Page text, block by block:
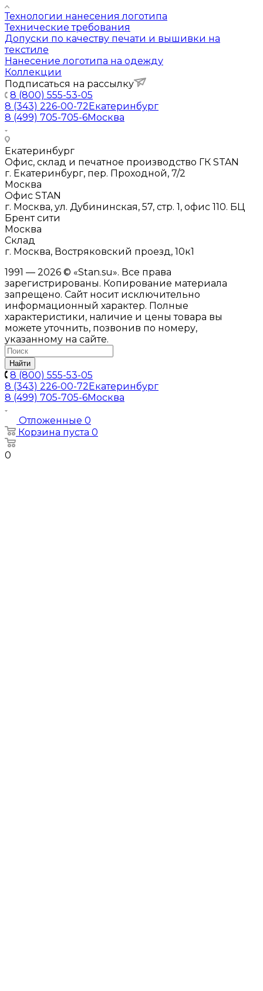
Технологии нанесения логотипа
Технические требования
Допуски по качеству печати и вышивки на
текстиле
Нанесение логотипа на одежду
Коллекции
Подписаться на рассылку
8 (800) 555-53-05
8 (343) 226-00-72Екатеринбург
8 (499) 705-705-6Москва
Екатеринбург
Офис, склад и печатное производство ГК STAN
г. Екатеринбург, пер. Проходной, 7/2
Москва
Офис STAN
г. Москва, ул. Дубининская, 57, стр. 1, офис 110. БЦ
Брент сити
Москва
Склад
г. Москва, Востряковский проезд, 10к1
1991 — 2026 © «Stan.su». Все права
зарегистрированы. Копирование материала
запрещено. Сайт носит исключительно
информационный характер. Полные
характеристики, наличие и цены товара вы
можете уточнить, позвонив по номеру,
указанному на сайте.
Найти
8 (800) 555-53-05
8 (343) 226-00-72Екатеринбург
8 (499) 705-705-6Москва
Отложенные 0
Корзина пуста 0
0